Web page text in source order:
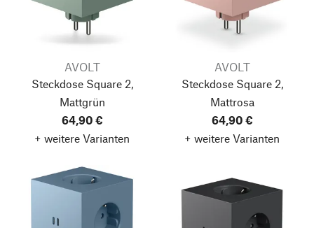
AVOLT
Steckdose Square 2,
Mattgrün
64,90 €
+ weitere Varianten
AVOLT
Steckdose Square 2,
Mattrosa
64,90 €
+ weitere Varianten